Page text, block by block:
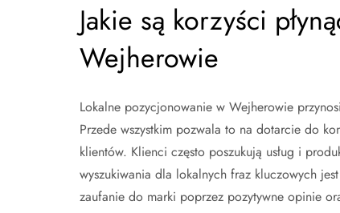
Jakie są korzyści
Wejherowie
Lokalne pozycjonowanie w Wejherowie
Przede wszystkim pozwala to na dotarcie do
klientów. Klienci często poszukują usług i
wyszukiwania dla lokalnych fraz kluczowych
zaufanie do marki poprzez pozytywne opinie